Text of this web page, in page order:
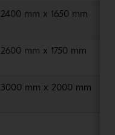
2400 mm x 1650 mm
2600 mm x 1750 mm
3000 mm x 2000 mm